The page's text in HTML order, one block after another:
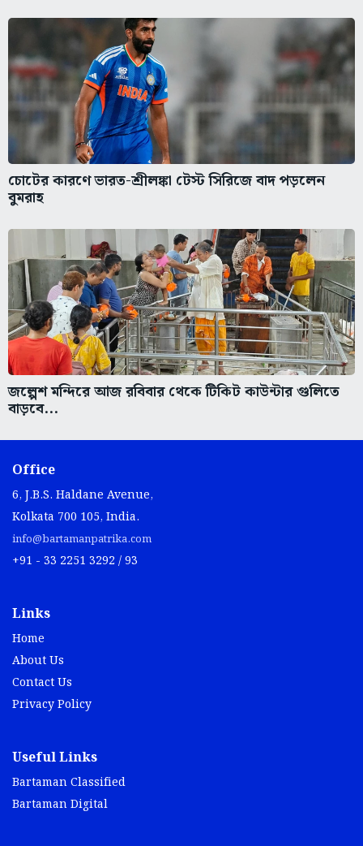
চোটের কারণে ভারত-শ্রীলঙ্কা টেস্ট সিরিজে বাদ পড়লেন
বুমরাহ
জল্পেশ মন্দিরে আজ রবিবার থেকে টিকিট কাউন্টার গুলিতে
বাড়বে...
Office
6, J.B.S. Haldane Avenue,
Kolkata 700 105, India.
info@bartamanpatrika.com
+91 - 33 2251 3292 / 93
Links
Home
About Us
Contact Us
Privacy Policy
Useful Links
Bartaman Classified
Bartaman Digital